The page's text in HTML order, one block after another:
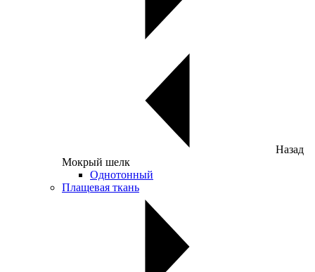
Назад
Мокрый шелк
Однотонный
Плащевая ткань